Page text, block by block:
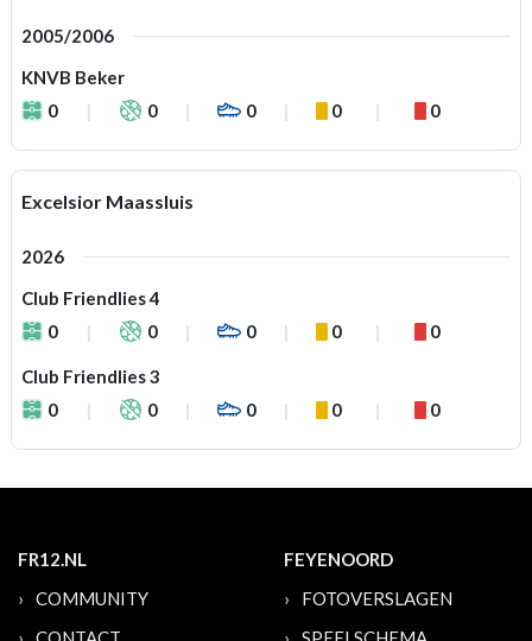
2005/2006
KNVB Beker
0
0 0 0 0
Excelsior Maassluis
2026
Club Friendlies 4
0
0 0 0 0
Club Friendlies 3
0
0 0 0 0
FR12.NL
COMMUNITY
FEYENOORD
FOTOVERSLAGEN